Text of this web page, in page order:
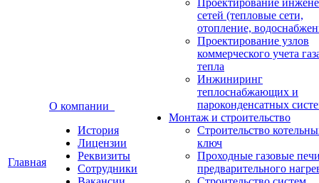
Главная
О компании
История
Лицензии
Реквизиты
Сотрудники
Проектирование
сетей (тепловые сети,
отопление,
Проектирование узлов
коммерческого учета
тепла
Инжиниринг
теплоснабжающих и
пароконденсатных
Монтаж и строительство
Строительство
ключ
Проходные газовые
предварительного